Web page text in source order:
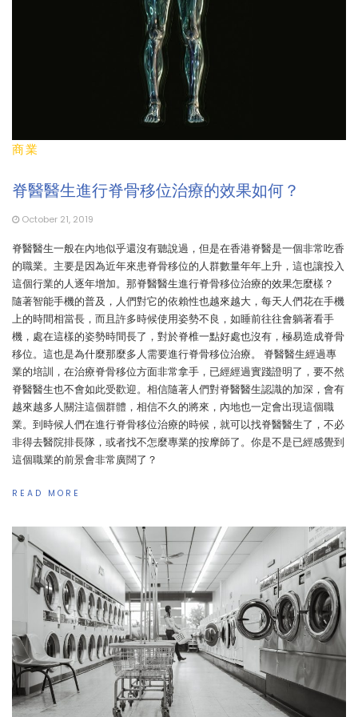
商業
脊醫醫生進行脊骨移位治療的效果如何？
October 21, 2019
脊醫醫生一般在內地似乎還沒有聽說過，但是在香港脊醫是一個非常吃香
的職業。主要是因為近年來患脊骨移位的人群數量年年上升，這也讓投入
這個行業的人逐年增加。那脊醫醫生進行脊骨移位治療的效果怎麼樣？
隨著智能手機的普及，人們對它的依賴性也越來越大，每天人們花在手機
上的時間相當長，而且許多時候使用姿勢不良，如睡前往往會躺著看手
機，處在這樣的姿勢時間長了，對於脊椎一點好處也沒有，極易造成脊骨
移位。這也是為什麼那麼多人需要進行脊骨移位治療。 脊醫醫生經過專
業的培訓，在治療脊骨移位方面非常拿手，已經經過實踐證明了，要不然
脊醫醫生也不會如此受歡迎。相信隨著人們對脊醫醫生認識的加深，會有
越來越多人關注這個群體，相信不久的將來，內地也一定會出現這個職
業。到時候人們在進行脊骨移位治療的時候，就可以找脊醫醫生了，不必
非得去醫院排長隊，或者找不怎麼專業的按摩師了。你是不是已經感覺到
這個職業的前景會非常廣闊了？
READ MORE